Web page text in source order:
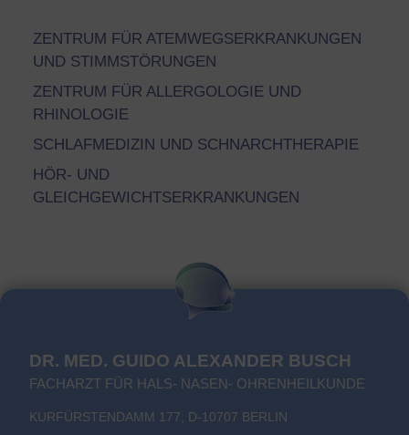
ZENTRUM FÜR ATEMWEGSERKRANKUNGEN
UND STIMMSTÖRUNGEN
ZENTRUM FÜR ALLERGOLOGIE UND
RHINOLOGIE
SCHLAFMEDIZIN UND SCHNARCHTHERAPIE
HÖR- UND
GLEICHGEWICHTSERKRANKUNGEN
DR. MED. GUIDO ALEXANDER BUSCH
FACHARZT FÜR HALS- NASEN- OHRENHEILKUNDE
KURFÜRSTENDAMM 177, D-10707 BERLIN